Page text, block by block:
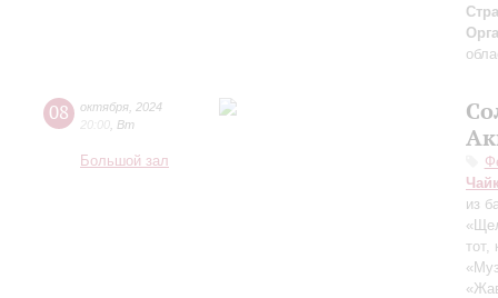
08 октября 2024
20:00 Вт
Большой зал
из
тот,